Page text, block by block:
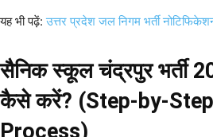
यह भी पढ़ें: उत्तर प्रदेश जल निगम भर्ती
सैनिक स्कूल चंद्रपुर भर्ती
कैसे करें? (Step-by-
Process)